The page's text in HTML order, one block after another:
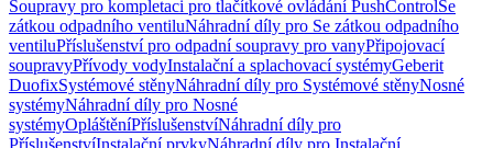
Soupravy pro kompletaci pro tlačítkové ovládání PushControlSe
zátkou odpadního ventiluNáhradní díly pro Se zátkou odpadního
ventiluPříslušenství pro odpadní soupravy pro vanyPřipojovací
soupravyPřívody vodyInstalační a splachovací systémyGeberit
DuofixSystémové stěnyNáhradní díly pro Systémové stěnyNosné
systémyNáhradní díly pro Nosné
systémyOpláštěníPříslušenstvíNáhradní díly pro
PříslušenstvíInstalační prvkyNáhradní díly pro Instalační